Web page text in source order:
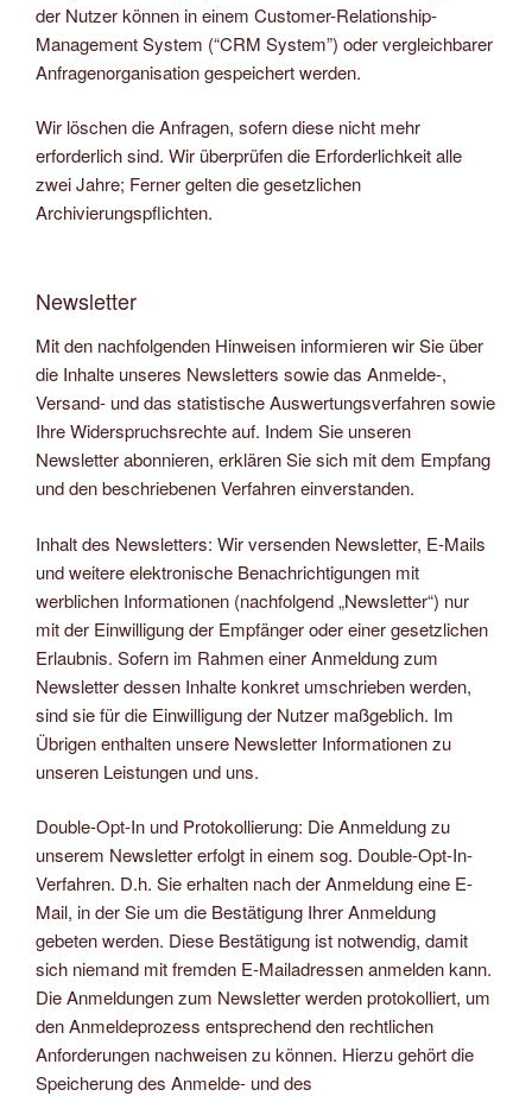
der Nutzer können in einem Customer-Relationship-
Management System (“CRM System”) oder vergleichbarer
Anfragenorganisation gespeichert werden.
Wir löschen die Anfragen, sofern diese nicht mehr
erforderlich sind. Wir überprüfen die Erforderlichkeit alle
zwei Jahre; Ferner gelten die gesetzlichen
Archivierungspflichten.
Newsletter
Mit den nachfolgenden Hinweisen informieren wir Sie über
die Inhalte unseres Newsletters sowie das Anmelde-,
Versand- und das statistische Auswertungsverfahren sowie
Ihre Widerspruchsrechte auf. Indem Sie unseren
Newsletter abonnieren, erklären Sie sich mit dem Empfang
und den beschriebenen Verfahren einverstanden.
Inhalt des Newsletters: Wir versenden Newsletter, E-Mails
und weitere elektronische Benachrichtigungen mit
werblichen Informationen (nachfolgend „Newsletter“) nur
mit der Einwilligung der Empfänger oder einer gesetzlichen
Erlaubnis. Sofern im Rahmen einer Anmeldung zum
Newsletter dessen Inhalte konkret umschrieben werden,
sind sie für die Einwilligung der Nutzer maßgeblich. Im
Übrigen enthalten unsere Newsletter Informationen zu
unseren Leistungen und uns.
Double-Opt-In und Protokollierung: Die Anmeldung zu
unserem Newsletter erfolgt in einem sog. Double-Opt-In-
Verfahren. D.h. Sie erhalten nach der Anmeldung eine E-
Mail, in der Sie um die Bestätigung Ihrer Anmeldung
gebeten werden. Diese Bestätigung ist notwendig, damit
sich niemand mit fremden E-Mailadressen anmelden kann.
Die Anmeldungen zum Newsletter werden protokolliert, um
den Anmeldeprozess entsprechend den rechtlichen
Anforderungen nachweisen zu können. Hierzu gehört die
Speicherung des Anmelde- und des